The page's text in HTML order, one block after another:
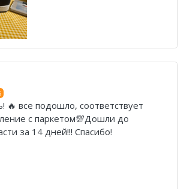
🔥 все подошло, соответствует
с паркетом💯Дошли до
за 14 дней!!! Спасибо!